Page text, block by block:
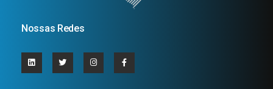
Nossas Redes